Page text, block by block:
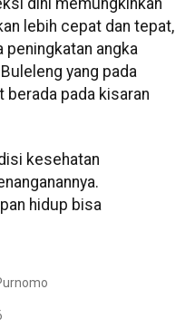
lebih cepat dan tepat,
angka
yang pada
pada kisaran
kesehatan
hidup bisa